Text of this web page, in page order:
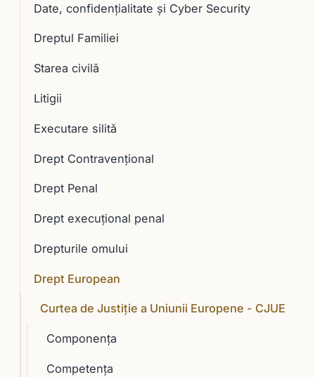
Date, confidențialitate și Cyber Security
Dreptul Familiei
Starea civilă
Litigii
Executare silită
Drept Contravențional
Drept Penal
Drept execuţional penal
Drepturile omului
Drept European
Curtea de Justiție a Uniunii Europene - CJUE
Componenţa
Competenţa